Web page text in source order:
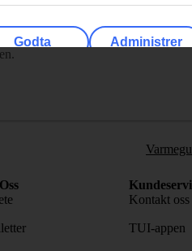
ditt for å laste ned
Kontakt oss
TUI-appen
Godta Administrer